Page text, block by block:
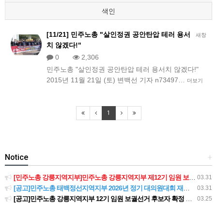
색인
새창
[11/21] 민주노총 "살인정권 공안탄압 테러 용서
치 않겠다!"
0
2,306
민주노총 "살인정권 공안탄압 테러 용서치 않겠다!"
2015년 11월 21일 (토) 변백선 기자 n73497…
더보기
1
+
Notice
03.31
[민주노총 강릉지역지부]민주노총 강릉지역지부 제12기 임원 보궐선거결과 공고
03.31
[공고]민주노총 태백정선지역지부 2026년 정기 대의원대회 재소집 건
03.25
[공고]민주노총 강릉지역지부 12기 임원 보궐선거 후보자 확정 공고